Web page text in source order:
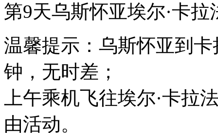
第9天乌斯怀亚埃尔·卡拉
温馨提示：乌斯怀亚到
钟，无时差；
上午乘机飞往埃尔·卡拉
由活动。